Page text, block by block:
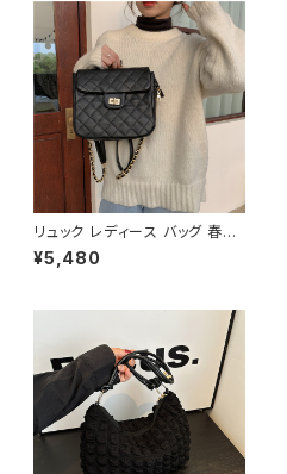
グレー アイボリー ネイビー デ
ート 帆布 通勤 通学 通勤バッグ
オフィスカジュアル デイリー お
出かけ オフィス カジュアル OL
上品 大人 10代 20代 30代 40
代 K-B0047
リュック レディース バッグ 春夏
秋冬 春 夏 秋 冬 黒 ショルダー
バッグ リュックサックバッグ 斜め
バック 斜め掛けバッグ 肩掛けバ
ッグ バックパック バッグパック
シンプル サッチェルバッグ ショル
ダー ハンドバッグ ブラウン ブラ
ック デート 通勤バッグ 学生 学
校 通学 オフィスカジュアル デイ
リー お出かけ オフィス カジュア
ル 上品 大人 10代 20代 30代
40代 K-B0046
¥5,480